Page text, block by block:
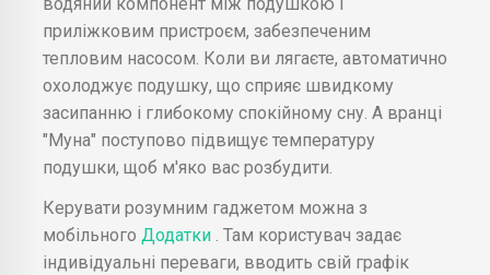
приліжковим пристроєм, забезпеченим
тепловим насосом. Коли ви лягаєте, автоматично
охолоджує подушку, що сприяє швидкому
засипанню і глибокому спокійному сну. А вранці
"Муна" поступово підвищує температуру
подушки, щоб м'яко вас розбудити.
Керувати розумним гаджетом можна з
мобільного Додатки . Там користувач задає
індивідуальні переваги, вводить свій графік